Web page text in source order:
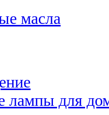
масла
лампы для